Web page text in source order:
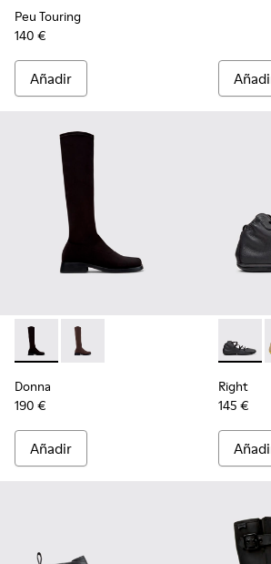
Peu Touring
140 €
Añadir
Donna - K400703-003 - Botas altas
Donna - K400703-004
Donna
190 €
Añadir
Right -
Right
145 €